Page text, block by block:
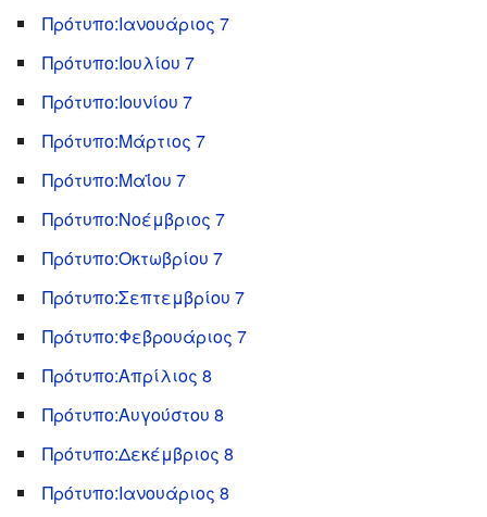
Πρότυπο:Ιανουάριος 7
Πρότυπο:Ιουλίου 7
Πρότυπο:Ιουνίου 7
Πρότυπο:Μάρτιος 7
Πρότυπο:Μαΐου 7
Πρότυπο:Νοέμβριος 7
Πρότυπο:Οκτωβρίου 7
Πρότυπο:Σεπτεμβρίου 7
Πρότυπο:Φεβρουάριος 7
Πρότυπο:Απρίλιος 8
Πρότυπο:Αυγούστου 8
Πρότυπο:Δεκέμβριος 8
Πρότυπο:Ιανουάριος 8